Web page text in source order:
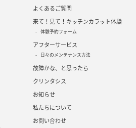
よくあるご質問
来て！見て！キッチンカラット体験
体験予約フォーム
アフターサービス
日々のメンテナンス方法
故障かな、と思ったら
クリンタシス
お知らせ
私たちについて
お問い合わせ